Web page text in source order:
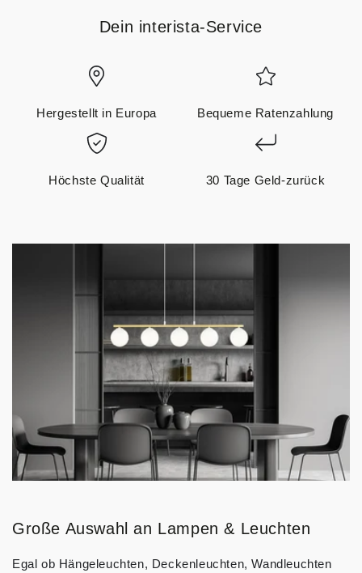
Dein interista-Service
Hergestellt in Europa Bequeme Ratenzahlung
Höchste Qualität 30 Tage Geld-zurück
Große Auswahl an Lampen & Leuchten
Egal ob Hängeleuchten, Deckenleuchten, Wandleuchten